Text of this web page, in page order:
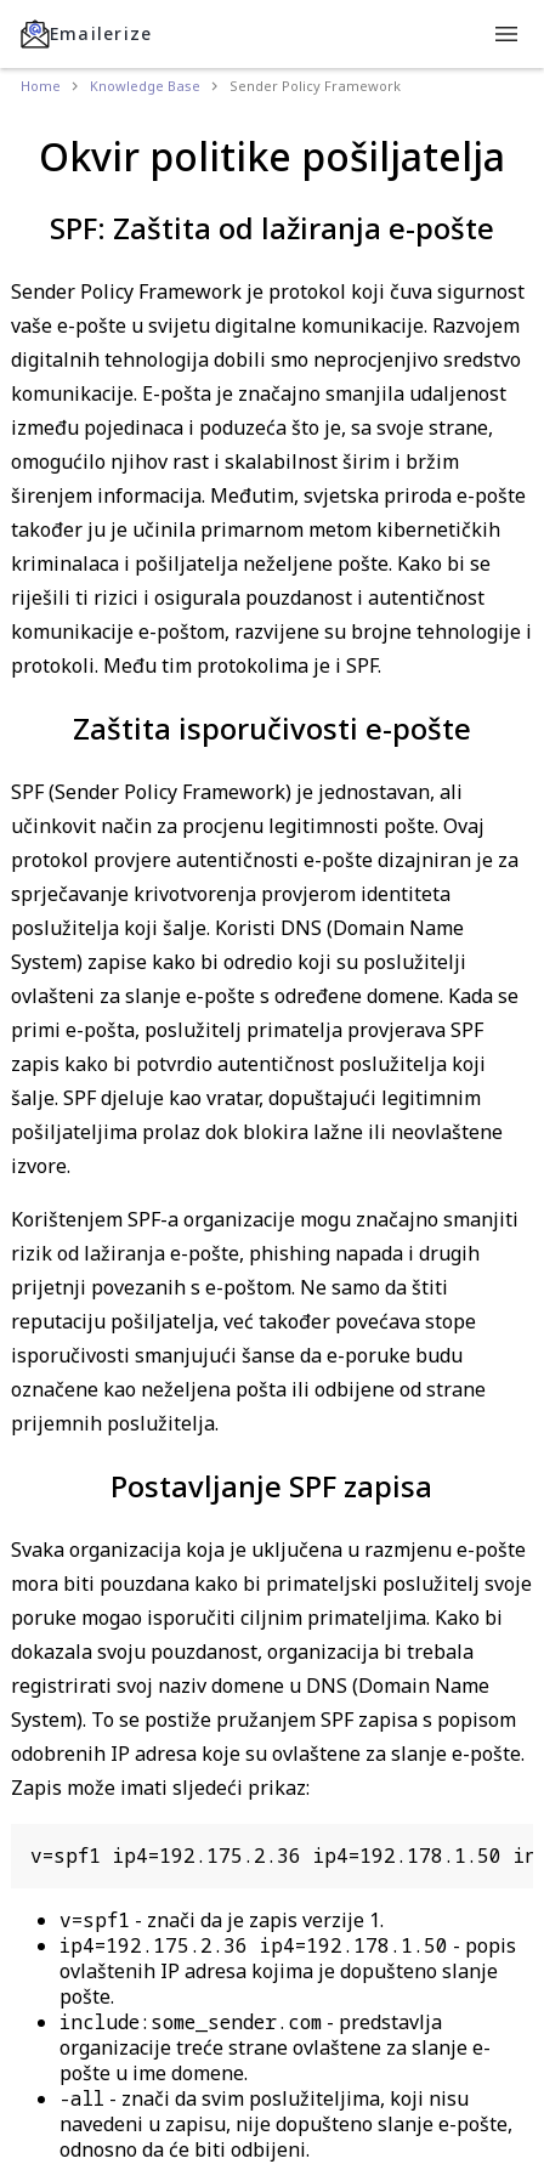
Emailerize
Home Knowledge Base Sender Policy Framework
Okvir politike pošiljatelja
SPF: Zaštita od lažiranja e-pošte
Sender Policy Framework je protokol koji čuva sigurnost
vaše e-pošte u svijetu digitalne komunikacije. Razvojem
digitalnih tehnologija dobili smo neprocjenjivo sredstvo
komunikacije. E-pošta je značajno smanjila udaljenost
između pojedinaca i poduzeća što je, sa svoje strane,
omogućilo njihov rast i skalabilnost širim i bržim
širenjem informacija. Međutim, svjetska priroda e-pošte
također ju je učinila primarnom metom kibernetičkih
kriminalaca i pošiljatelja neželjene pošte. Kako bi se
riješili ti rizici i osigurala pouzdanost i autentičnost
komunikacije e-poštom, razvijene su brojne tehnologije i
protokoli. Među tim protokolima je i SPF.
Zaštita isporučivosti e-pošte
SPF (Sender Policy Framework) je jednostavan, ali
učinkovit način za procjenu legitimnosti pošte. Ovaj
protokol provjere autentičnosti e-pošte dizajniran je za
sprječavanje krivotvorenja provjerom identiteta
poslužitelja koji šalje. Koristi DNS (Domain Name
System) zapise kako bi odredio koji su poslužitelji
ovlašteni za slanje e-pošte s određene domene. Kada se
primi e-pošta, poslužitelj primatelja provjerava SPF
zapis kako bi potvrdio autentičnost poslužitelja koji
šalje. SPF djeluje kao vratar, dopuštajući legitimnim
pošiljateljima prolaz dok blokira lažne ili neovlaštene
izvore.
Korištenjem SPF-a organizacije mogu značajno smanjiti
rizik od lažiranja e-pošte, phishing napada i drugih
prijetnji povezanih s e-poštom. Ne samo da štiti
reputaciju pošiljatelja, već također povećava stope
isporučivosti smanjujući šanse da e-poruke budu
označene kao neželjena pošta ili odbijene od strane
prijemnih poslužitelja.
Postavljanje SPF zapisa
Svaka organizacija koja je uključena u razmjenu e-pošte
mora biti pouzdana kako bi primateljski poslužitelj svoje
poruke mogao isporučiti ciljnim primateljima. Kako bi
dokazala svoju pouzdanost, organizacija bi trebala
registrirati svoj naziv domene u DNS (Domain Name
System). To se postiže pružanjem SPF zapisa s popisom
odobrenih IP adresa koje su ovlaštene za slanje e-pošte.
Zapis može imati sljedeći prikaz:
v=spf1 ip4=192.175.2.36 ip4=192.178.1.50
v=spf1 - znači da je zapis verzije 1.
ip4=192.175.2.36 ip4=192.178.1.50 - popis
ovlaštenih IP adresa kojima je dopušteno slanje
pošte.
include:some_sender.com- predstavlja
organizacije treće strane ovlaštene za slanje e-
pošte u ime domene.
-all - znači da svim poslužiteljima, koji nisu
navedeni u zapisu, nije dopušteno slanje e-pošte,
odnosno da će biti odbijeni.